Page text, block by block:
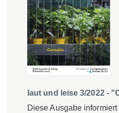
laut und leise 3/2022 -
Diese Ausgabe